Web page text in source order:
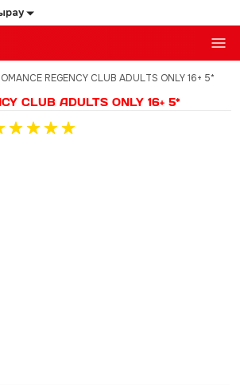
REGENCY CLUB ADULTS ONLY 16+ 5*
CLUB ADULTS ONLY 16+ 5*